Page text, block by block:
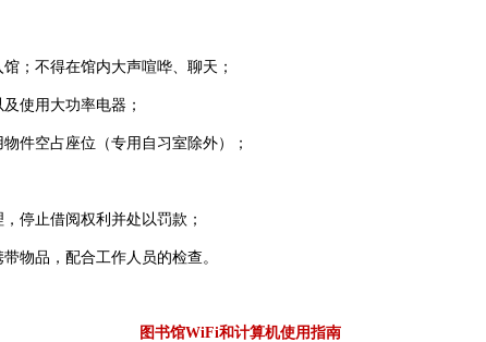
；不得在馆内大声喧哗、聊天；
使用大功率电器；
空占座位（专用自习室除外）；
停止借阅权利并处以罚款；
物品，配合工作人员的检查。
图书馆WiFi和计算机使用指南